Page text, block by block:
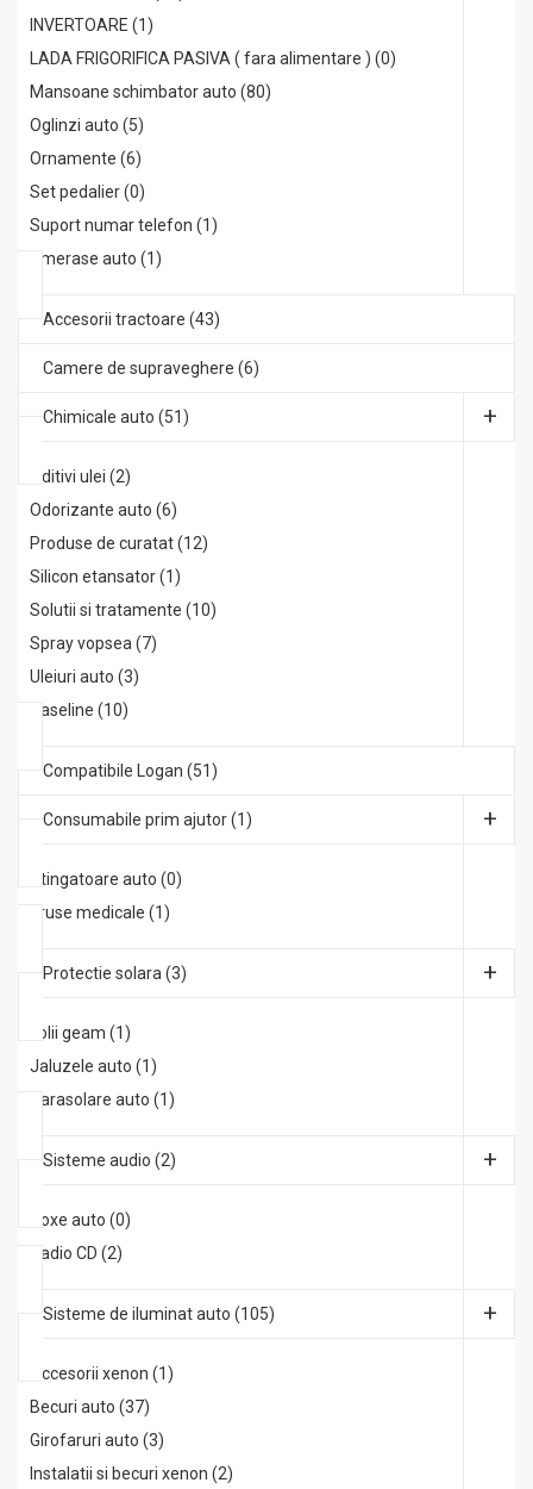
INVERTOARE (1)
LADA FRIGORIFICA PASIVA ( fara alimentare ) (0)
Mansoane schimbator auto (80)
Oglinzi auto (5)
Ornamente (6)
Set pedalier (0)
Suport numar telefon (1)
Umerase auto (1)
Accesorii tractoare (43)
Camere de supraveghere (6)
Chimicale auto (51)
Aditivi ulei (2)
Odorizante auto (6)
Produse de curatat (12)
Silicon etansator (1)
Solutii si tratamente (10)
Spray vopsea (7)
Uleiuri auto (3)
Vaseline (10)
Compatibile Logan (51)
Consumabile prim ajutor (1)
Stingatoare auto (0)
Truse medicale (1)
Protectie solara (3)
Folii geam (1)
Jaluzele auto (1)
Parasolare auto (1)
Sisteme audio (2)
Boxe auto (0)
Radio CD (2)
Sisteme de iluminat auto (105)
Accesorii xenon (1)
Becuri auto (37)
Girofaruri auto (3)
Instalatii si becuri xenon (2)